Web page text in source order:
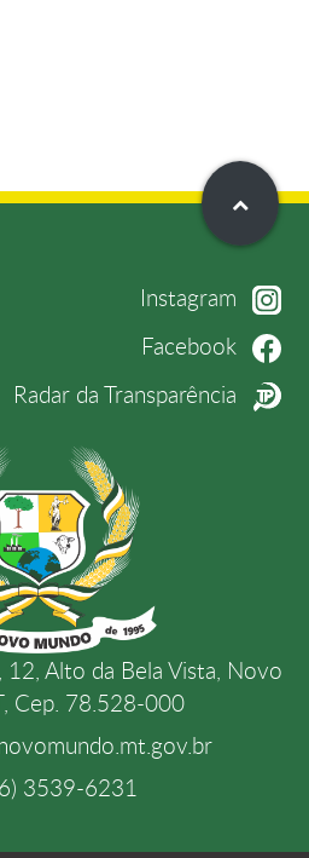
Instagram
Facebook
Radar da Transparência
12, Alto da Bela Vista, Novo
Cep. 78.528-000
3539-6231